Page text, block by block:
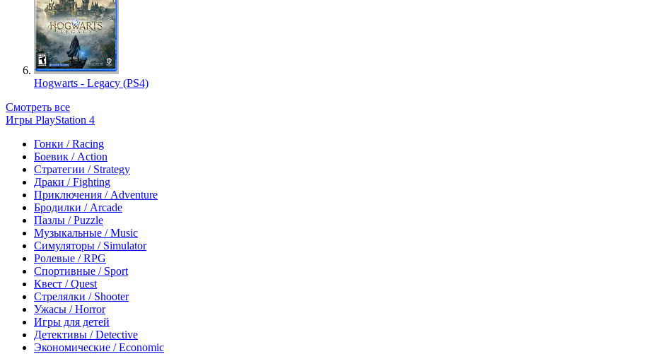
Hogwarts - Legacy (PS4)
Смотреть все
Игры PlayStation 4
Гонки / Racing
Боевик / Action
Стратегии / Strategy
Драки / Fighting
Приключения / Adventure
Бродилки / Arcade
Пазлы / Puzzle
Музыкальные / Music
Симуляторы / Simulator
Ролевые / RPG
Спортивные / Sport
Квест / Quest
Стрелялки / Shooter
Ужасы / Horror
Игры для детей
Детективы / Detective
Экономические / Economic